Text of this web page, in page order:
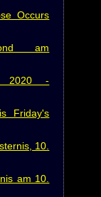
Occurs
am
2020 -
Friday's
10.
am 10.